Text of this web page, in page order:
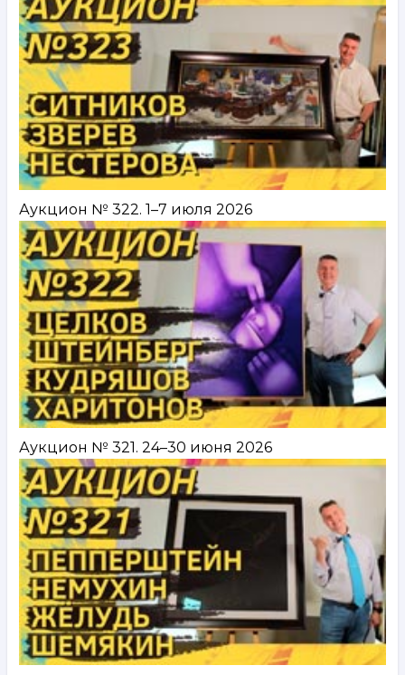
Аукцион № 322. 1–7 июля 2026
Аукцион № 321. 24–30 июня 2026